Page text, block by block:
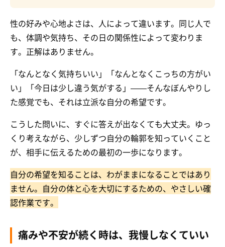
性の好みや心地よさは、人によって違います。同じ人で
も、体調や気持ち、その日の関係性によって変わりま
す。正解はありません。
「なんとなく気持ちいい」「なんとなくこっちの方がい
い」「今日は少し違う気がする」——そんなぼんやりし
た感覚でも、それは立派な自分の希望です。
こうした問いに、すぐに答えが出なくても大丈夫。ゆっ
くり考えながら、少しずつ自分の輪郭を知っていくこと
が、相手に伝えるための最初の一歩になります。
自分の希望を知ることは、わがままになることではあり
ません。自分の体と心を大切にするための、やさしい確
認作業です。
痛みや不安が続く時は、我慢しなくていい